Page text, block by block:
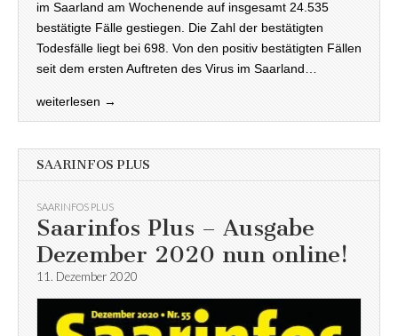
im Saarland am Wochenende auf insgesamt 24.535
bestätigte Fälle gestiegen. Die Zahl der bestätigten
Todesfälle liegt bei 698. Von den positiv bestätigten Fällen
seit dem ersten Auftreten des Virus im Saarland…
weiterlesen →
SAARINFOS PLUS
SAARINFOS PLUS
Saarinfos Plus – Ausgabe
Dezember 2020 nun online!
11. Dezember 2020